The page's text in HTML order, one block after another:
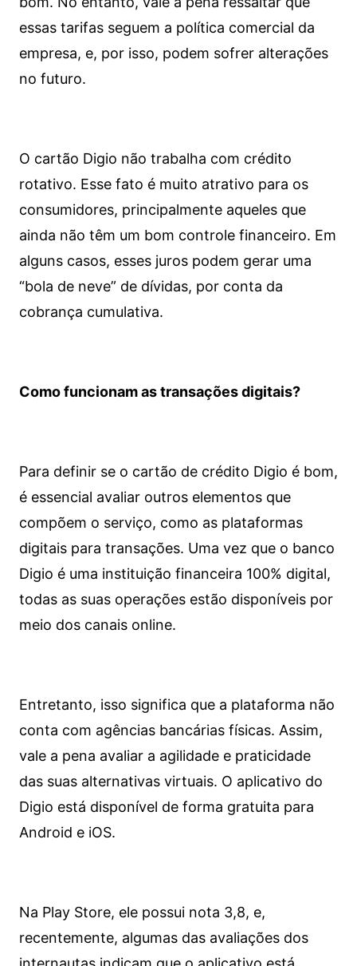
essas tarifas seguem a política comercial da
empresa, e, por isso, podem sofrer alterações
no futuro.
O cartão Digio não trabalha com crédito
rotativo. Esse fato é muito atrativo para os
consumidores, principalmente aqueles que
ainda não têm um bom controle financeiro. Em
alguns casos, esses juros podem gerar uma
“bola de neve” de dívidas, por conta da
cobrança cumulativa.
Como funcionam as transações digitais?
Para definir se o cartão de crédito Digio é bom,
é essencial avaliar outros elementos que
compõem o serviço, como as plataformas
digitais para transações. Uma vez que o banco
Digio é uma instituição financeira 100% digital,
todas as suas operações estão disponíveis por
meio dos canais online.
Entretanto, isso significa que a plataforma não
conta com agências bancárias físicas. Assim,
vale a pena avaliar a agilidade e praticidade
das suas alternativas virtuais. O aplicativo do
Digio está disponível de forma gratuita para
Android e iOS.
Na Play Store, ele possui nota 3,8, e,
recentemente, algumas das avaliações dos